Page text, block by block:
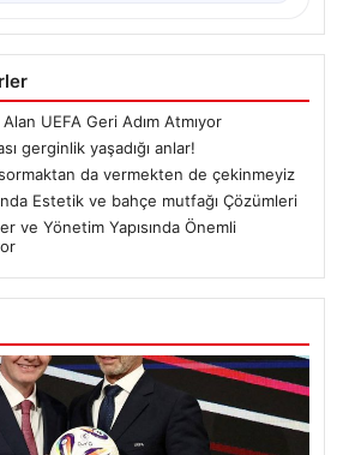
Alan UEFA Geri Adım Atmıyor
gerginlik yaşadığı anlar!
sormaktan da vermekten de çekinmeyiz
Estetik ve bahçe mutfağı Çözümleri
ve Yönetim Yapısında Önemli